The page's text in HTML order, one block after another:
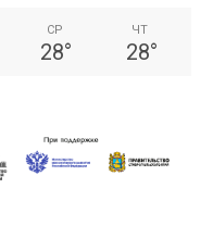
СР
28°
ЧТ
28°